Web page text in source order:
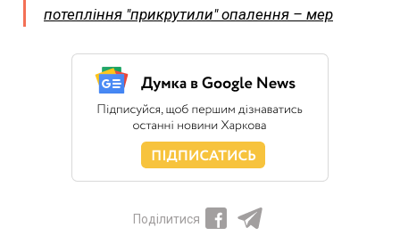
потепління "прикрутили" опалення – мер
Поділитися